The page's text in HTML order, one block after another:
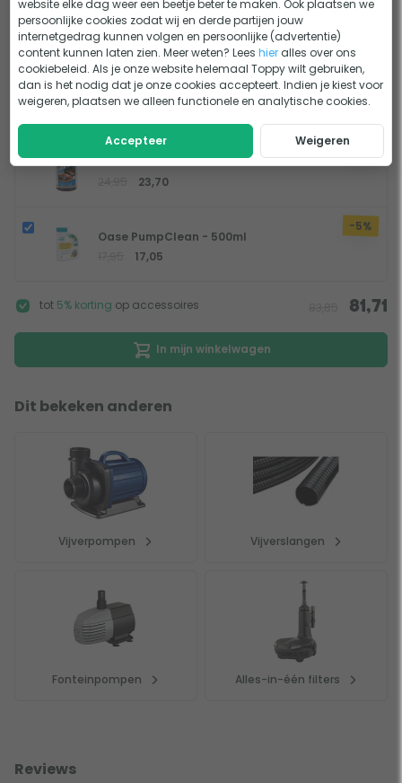
Alles voor jouw fonteinpomp
+
Microbe-lift Clean & Clear 1L
23,70
-5%
Oase PumpClean - 500ml
17,05
tot 5% korting op accessoires 81,71
In mijn winkelwagen
Dit bekeken anderen
Vijverpompen Vijverslangen
Fonteinpompen Alles-in-één filters
Reviews
website elke dag weer een beetje beter te maken. Ook plaatsen we
persoonlijke cookies zodat wij en derde partijen jouw
internetgedrag kunnen volgen en persoonlijke (advertentie)
content kunnen laten zien. Meer weten? Leeshier alles over ons
cookiebeleid. Als je onze website helemaal Toppy wilt gebruiken,
dan is het nodig dat je onze cookies accepteert. Indien je kiest voor
weigeren, plaatsen we alleen functionele en analytische cookies.
Accepteer Weigeren